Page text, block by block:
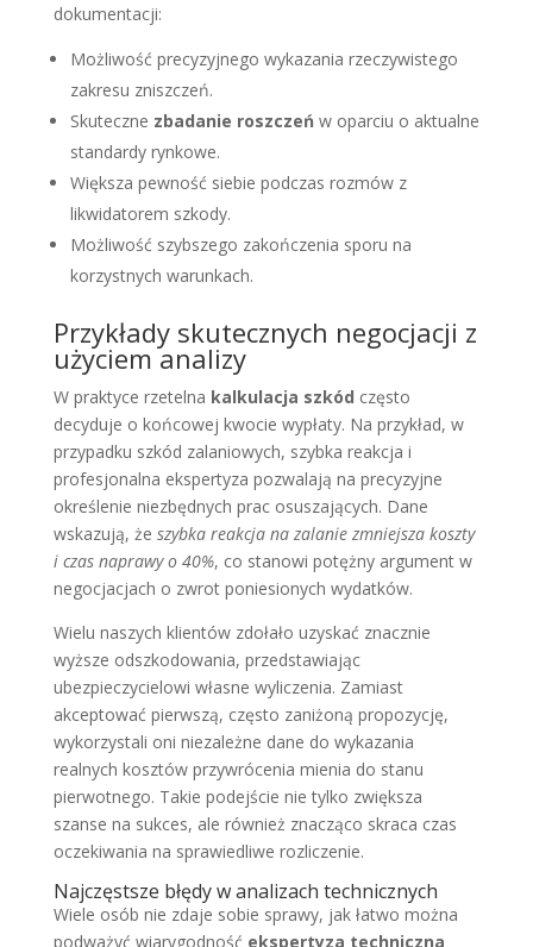
dokumentacji:
Możliwość precyzyjnego wykazania rzeczywistego
zakresu zniszczeń.
Skuteczne zbadanie roszczeńw oparciu o aktualne
standardy rynkowe.
Większa pewność siebie podczas rozmów z
likwidatorem szkody.
Możliwość szybszego zakończenia sporu na
korzystnych warunkach.
Przykłady skutecznych negocjacji z
użyciem analizy
W praktyce rzetelna kalkulacja szkód często
decyduje o końcowej kwocie wypłaty. Na przykład, w
przypadku szkód zalaniowych, szybka reakcja i
profesjonalna ekspertyza pozwalają na precyzyjne
określenie niezbędnych prac osuszających. Dane
wskazują, że szybka reakcja na zalanie zmniejsza koszty
i czas naprawy o 40%, co stanowi potężny argument w
negocjacjach o zwrot poniesionych wydatków.
Wielu naszych klientów zdołało uzyskać znacznie
wyższe odszkodowania, przedstawiając
ubezpieczycielowi własne wyliczenia. Zamiast
akceptować pierwszą, często zaniżoną propozycję,
wykorzystali oni niezależne dane do wykazania
realnych kosztów przywrócenia mienia do stanu
pierwotnego. Takie podejście nie tylko zwiększa
szanse na sukces, ale również znacząco skraca czas
oczekiwania na sprawiedliwe rozliczenie.
Najczęstsze błędy w analizach technicznych
Wiele osób nie zdaje sobie sprawy, jak łatwo można
podważyć wiarygodność ekspertyza techniczna